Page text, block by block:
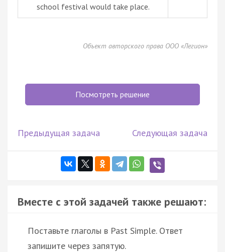
school festival would take place.
Объект авторского права ООО «Легион»
Посмотреть решение
Предыдущая задача Следующая задача
Вместе с этой задачей также решают:
Поставьте глаголы в Past Simple. Ответ
запишите через запятую.